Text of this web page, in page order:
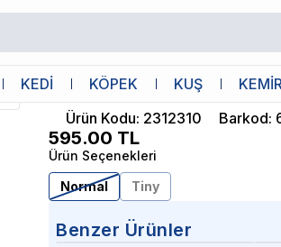
KEDİ KÖPEK KUŞ
Chihiros
Chihiros Co2 Indicator
Ürün Kodu: 2312310 Barkod:
595.00 TL
Ürün Seçenekleri
Normal
Tiny
Benzer Ürünler